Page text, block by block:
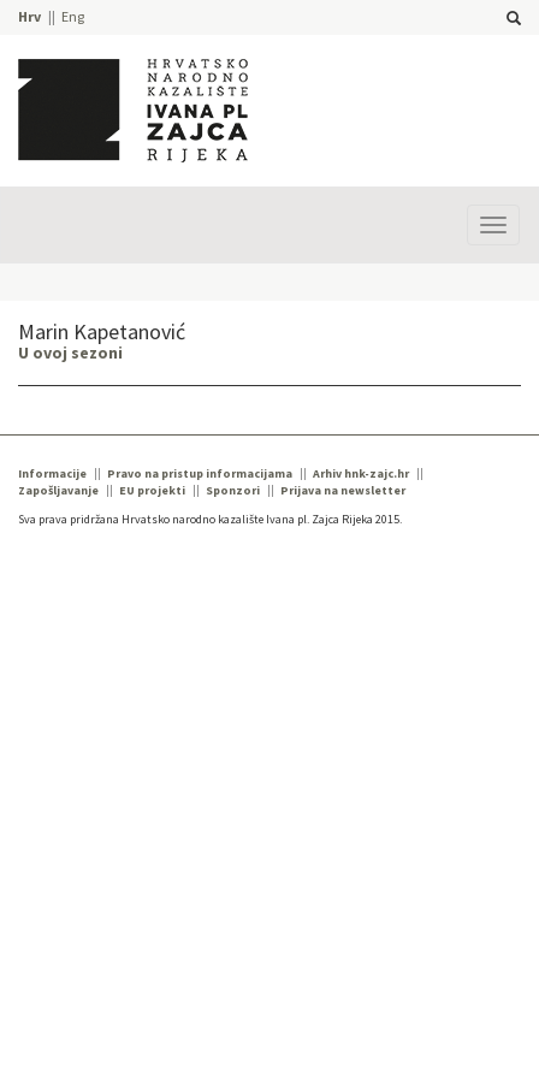
Hrv Eng
Marin Kapetanović
U ovoj sezoni
Informacije Pravo na pristup informacijama
Arhiv hnk-zajc.hr
Zapošljavanje
EU projekti Sponzori
Prijava na newsletter
Sva prava pridržana Hrvatsko narodno kazalište Ivana pl. Zajca Rijeka 2015.